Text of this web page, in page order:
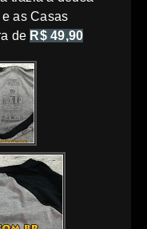
as Casas
de R$ 49,90